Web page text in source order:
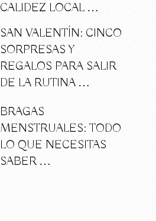
CALIDEZ LOCAL …
SAN VALENTÍN: CINCO
SORPRESAS Y
REGALOS PARA SALIR
DE LA RUTINA …
BRAGAS
MENSTRUALES: TODO
LO QUE NECESITAS
SABER …